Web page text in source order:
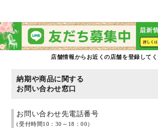
店舗情報からお近くの店舗を登録して
納期や商品に関する
お問い合わせ窓口
お問い合わせ先電話番号
(受付時間10：30～18：00）